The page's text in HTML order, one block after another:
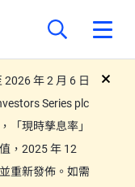
年 2 月 6 日
Series plc
「現時孳息率」
，2025 年 12
重新發佈。如需